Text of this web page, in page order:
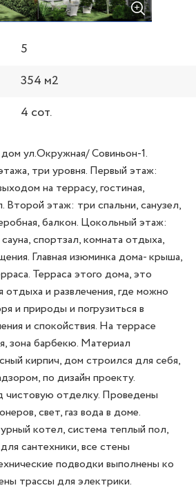
5
354 м2
4 сот.
ул.Окружная/ Совиньон-1.
три уровня. Первый этаж:
на террасу, гостиная,
Второй этаж: три спальни, санузел,
балкон. Цокольный этаж:
спортзал, комната отдыха,
Главная изюминка дома- крыша,
Терраса этого дома, это
и развлечения, где можно
и природы и погрузиться в
и спокойствия. На террасе
зона барбекю. Материал
кирпич, дом строился для себя,
по дизайн проекту.
чистовую отделку. Проведены
свет, газ вода в доме.
котел, система теплый пол,
сантехники, все стены
подводки выполнены ко
трассы для электрики.